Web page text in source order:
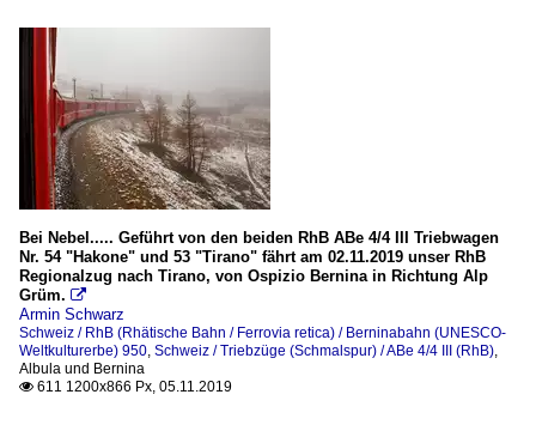
Bei Nebel..... Geführt von den beiden RhB ABe 4/4 III Triebwagen
Nr. 54 "Hakone" und 53 "Tirano" fährt am 02.11.2019 unser RhB
Regionalzug nach Tirano, von Ospizio Bernina in Richtung Alp
Grüm. 
Armin Schwarz
Schweiz / RhB (Rhätische Bahn / Ferrovia retica) / Berninabahn (UNESCO-
Weltkulturerbe) 950, Schweiz / Triebzüge (Schmalspur) / ABe 4/4 III (RhB),
Albula und Bernina
 611 1200x866 Px, 05.11.2019